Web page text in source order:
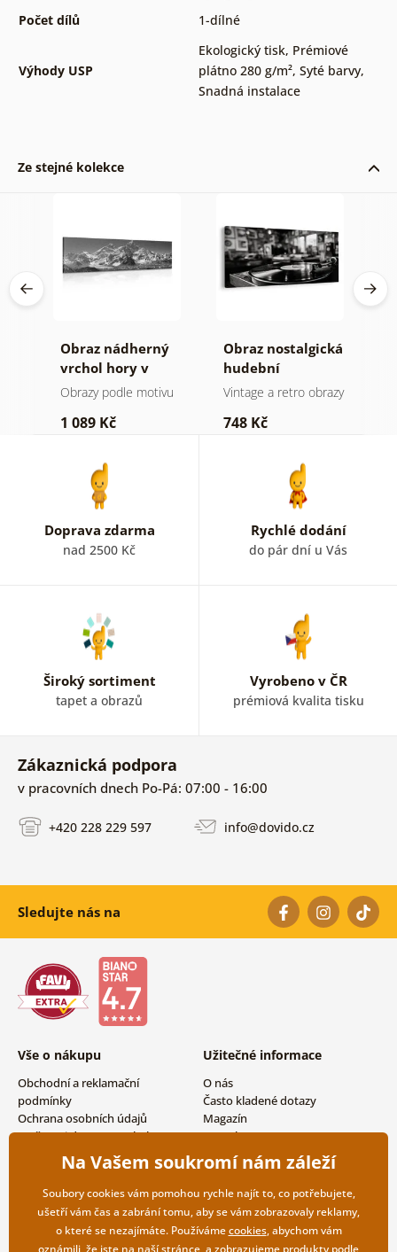
Počet dílů
1-dílné
Výhody USP
Ekologický tisk, Prémiové
plátno 280 g/m², Syté barvy,
Snadná instalace
Ze stejné kolekce
Obraz nádherný
vrchol hory v
černobílém
Obrazy podle motivu
1 089 Kč
Obraz nostalgická
hudební
atmosféra
Vintage a retro obrazy
748 Kč
Doprava zdarma
nad 2500 Kč
Rychlé dodání
do pár dní u Vás
Široký sortiment
tapet a obrazů
Vyrobeno v ČR
prémiová kvalita tisku
Zákaznická podpora
v pracovních dnech Po-Pá: 07:00 - 16:00
+420 228 229 597 info@dovido.cz
Sledujte nás na
Vše o nákupu
Obchodní a reklamační
podmínky
Ochrana osobních údajů
Možnosti dopravy a platby
Vrácení zboží
Užitečné informace
O nás
Často kladené dotazy
Magazín
Kontakty
Velkoobchodní spolupráce
Na Vašem soukromí nám záleží
Soubory cookies vám pomohou rychle najít to, co potřebujete,
ušetří vám čas a zabrání tomu, aby se vám zobrazovaly reklamy,
o které se nezajímáte. Používámecookies, abychom vám
oznámili, že jste na naší stránce, a zobrazujeme produkty podle